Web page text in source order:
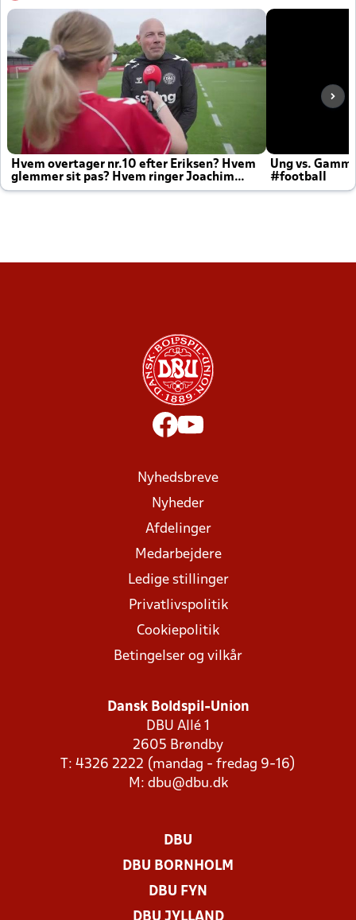
Hvem overtager nr.10 efter Eriksen? Hvem
glemmer sit pas? Hvem ringer Joachim
altid til efter kampe?
Ung vs.
#football
Nyhedsbreve
Nyheder
Afdelinger
Medarbejdere
Ledige stillinger
Privatlivspolitik
Cookiepolitik
Betingelser og vilkår
Dansk Boldspil-Union
DBU Allé 1
2605 Brøndby
T: 4326 2222 (mandag - fredag 9-16)
M: dbu@dbu.dk
DBU
DBU BORNHOLM
DBU FYN